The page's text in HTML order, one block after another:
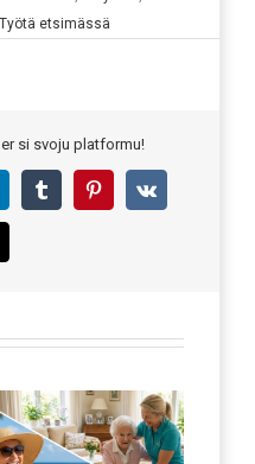
Työtä etsimässä
si svoju platformu!
TumblrPinterest
Vk